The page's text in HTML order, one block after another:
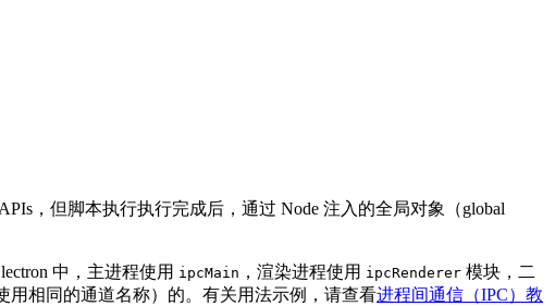
，但脚本执行执行完成后，通过 Node 注入的全局对象（global
中，主进程使用 ipcMain ，渲染进程使用 ipcRenderer 模块，二
用相同的通道名称）的。有关用法示例，请查看进程间通信（IPC）教